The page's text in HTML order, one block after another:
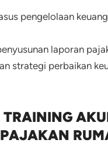
pengelolaan
laporan
strategi perbaikan
TRAINING